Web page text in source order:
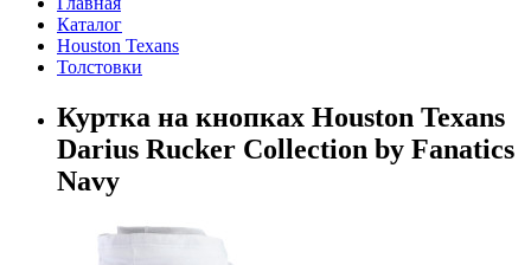
Каталог
Houston Texans
Толстовки
Куртка на кнопках Houston Texans
Darius Rucker Collection by Fanatics
Navy